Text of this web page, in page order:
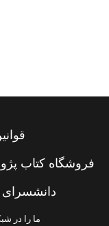
فروشگاه کتاب
ما را در